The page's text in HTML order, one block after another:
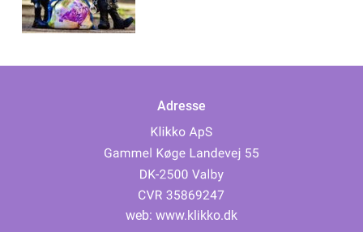
Adresse
web: www.klikko.dk